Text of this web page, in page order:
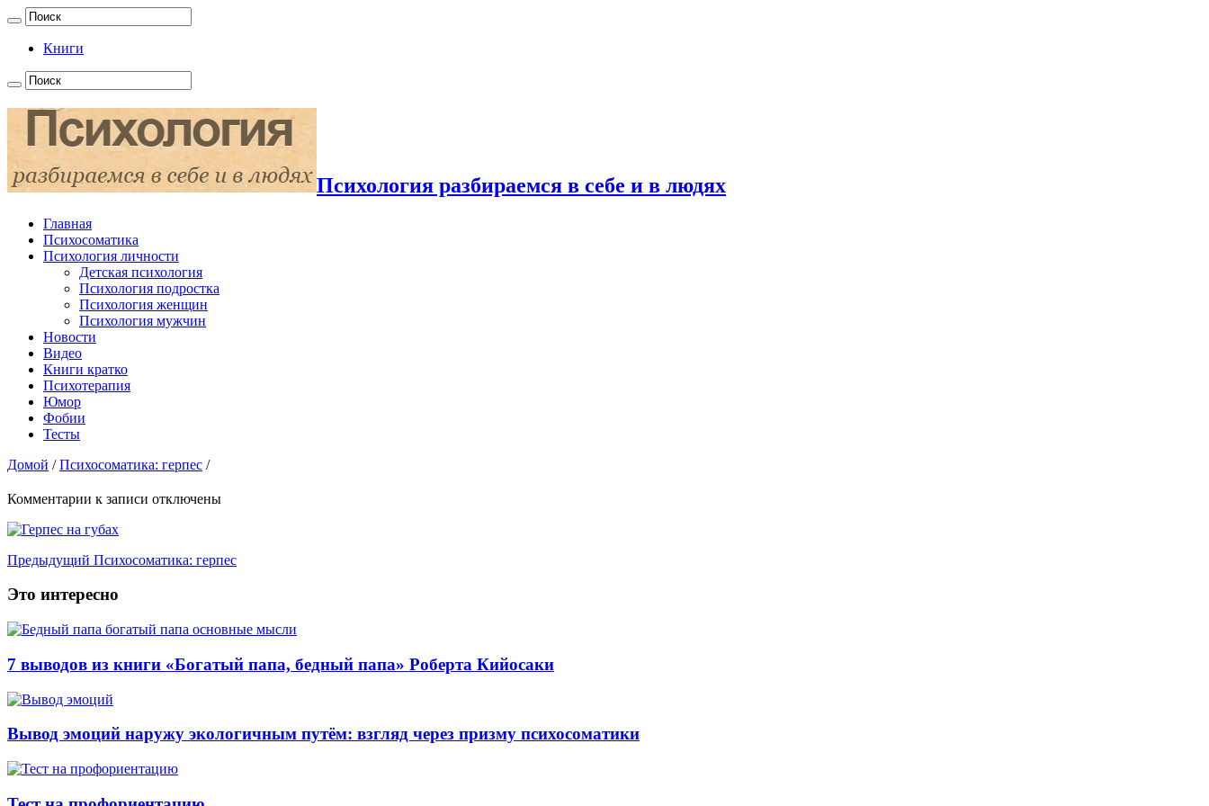
Книги
Психология разбираемся в себе и в людях
Главная
Психосоматика
Психология личности
Детская психология
Психология подростка
Психология женщин
Психология мужчин
Новости
Видео
Книги кратко
Психотерапия
Юмор
Фобии
Тесты
Домой / Психосоматика: герпес /
Комментарии к записи отключены
Предыдущий Психосоматика: герпес
Это интересно
7 выводов из книги «Богатый папа, бедный папа» Роберта Кийосаки
Вывод эмоций наружу экологичным путём: взгляд через призму психосоматики